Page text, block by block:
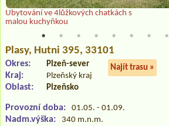
Ubytování ve 4lůžkových chatkách s
malou kuchyňkou
Plasy, Hutni 395, 33101
Najít trasu »
Okres: Plzeň-sever
Kraj: Plzeňský kraj
Oblast: Plzeňsko
Provozní doba: 01.05. - 01.09.
Nadm.výška: 340 m.n.m.